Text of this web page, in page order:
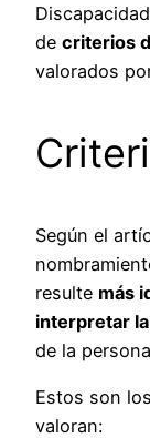
de criterios
valorados
Según el
resulte más
interpretar
de la
Estos son
valoran: